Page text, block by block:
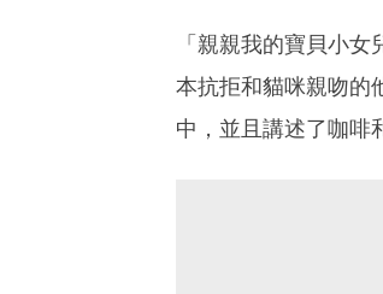
「親親我的寶貝小
本抗拒和貓咪親吻的
中，並且講述了咖啡